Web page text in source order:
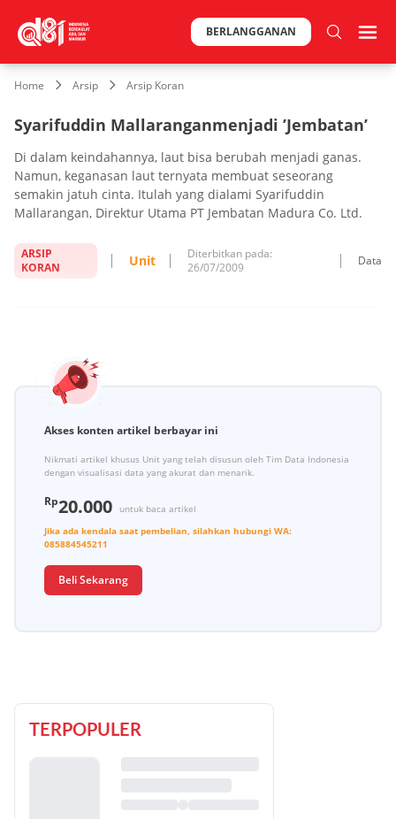
BERLANGGANAN
Home Arsip Arsip Koran
Syarifuddin Mallaranganmenjadi ’Jembatan’
Di dalam keindahannya, laut bisa berubah menjadi ganas.
Namun, keganasan laut ternyata membuat seseorang
semakin jatuh cinta. Itulah yang dialami Syarifuddin
Mallarangan, Direktur Utama PT Jembatan Madura Co. Ltd.
ARSIP
KORAN
Unit
Diterbitkan pada:
26/07/2009
Data
Akses konten artikel berbayar ini
Nikmati artikel khusus Unit yang telah disusun oleh Tim Data Indonesia
dengan visualisasi data yang akurat dan menarik.
Rp20.000
untuk baca artikel
Jika ada kendala saat pembelian, silahkan hubungi WA:
085884545211
Beli Sekarang
TERPOPULER